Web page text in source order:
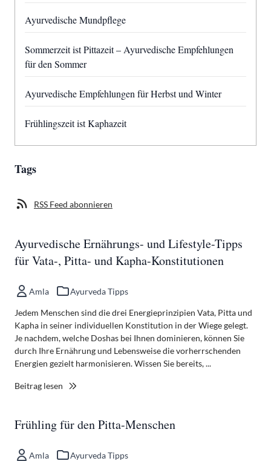
Ayurvedische Mundpflege
Sommerzeit ist Pittazeit – Ayurvedische Empfehlungen
für den Sommer
Ayurvedische Empfehlungen für Herbst und Winter
Frühlingszeit ist Kaphazeit
Tags
RSS Feed abonnieren
Ayurvedische Ernährungs- und Lifestyle-Tipps
für Vata-, Pitta- und Kapha-Konstitutionen
Amla Ayurveda Tipps
Jedem Menschen sind die drei Energieprinzipien Vata, Pitta und
Kapha in seiner individuellen Konstitution in der Wiege gelegt.
Je nachdem, welche Doshas bei Ihnen dominieren, können Sie
durch Ihre Ernährung und Lebensweise die vorherrschenden
Energien gezielt harmonisieren. Wissen Sie bereits, ...
Beitrag lesen
Frühling für den Pitta-Menschen
Amla Ayurveda Tipps